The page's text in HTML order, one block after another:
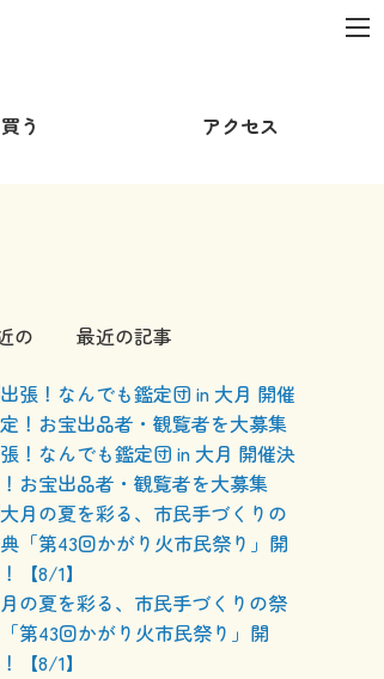
買う アクセス
最近の記事
！なんでも鑑定団 in 大月 開催決
お宝出品者・観覧者を大募集
の夏を彩る、市民手づくりの祭
第43回かがり火市民祭り」開
【8/1】